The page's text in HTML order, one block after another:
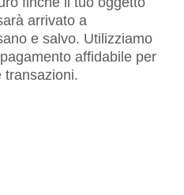
arrivato a
e salvo. Utilizziamo
affidabile per
transazioni.